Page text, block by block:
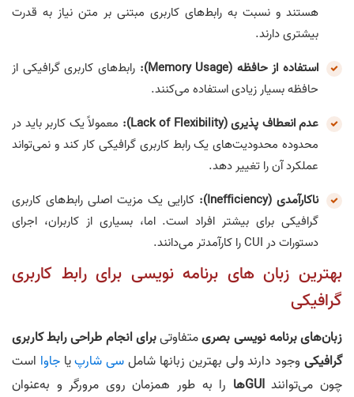
هستند و نسبت به رابط‌های کاربری مبتنی بر متن نیاز به قدرت
بیشتری دارند.
استفاده از حافظه (Memory Usage):
رابط‌های کاربری گرافیکی از
حافظه بسیار زیادی استفاده می‌کنند.
عدم انعطاف پذیری (Lack of Flexibility):
معمولاً یک کاربر باید در
محدوده محدودیت‌های یک رابط کاربری گرافیکی کار کند و نمی‌تواند
عملکرد آن را تغییر دهد.
ناکارآمدی (Inefficiency):
کارایی یک مزیت اصلی رابط‌های کاربری
گرافیکی برای بیشتر افراد است. اما، بسیاری از کاربران، اجرای
دستورات در CUI را کارآمدتر می‌دانند.
بهترین زبان های برنامه نویسی برای رابط کاربری
گرافیکی
زبان‌های برنامه نویسی بصریمتفاوتیبرای انجام طراحی رابط کاربری
گرافیکیوجود دارند ولی بهترین زبانها شاملسی شارپیاجاوا است
چون می‌توانندGUIها
را به طور همزمان روی مرورگر و به‌عنوان